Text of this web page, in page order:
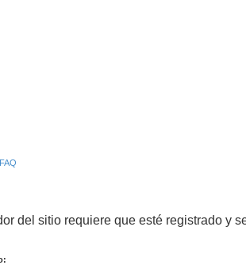
FAQ
del sitio requiere que esté registrado y